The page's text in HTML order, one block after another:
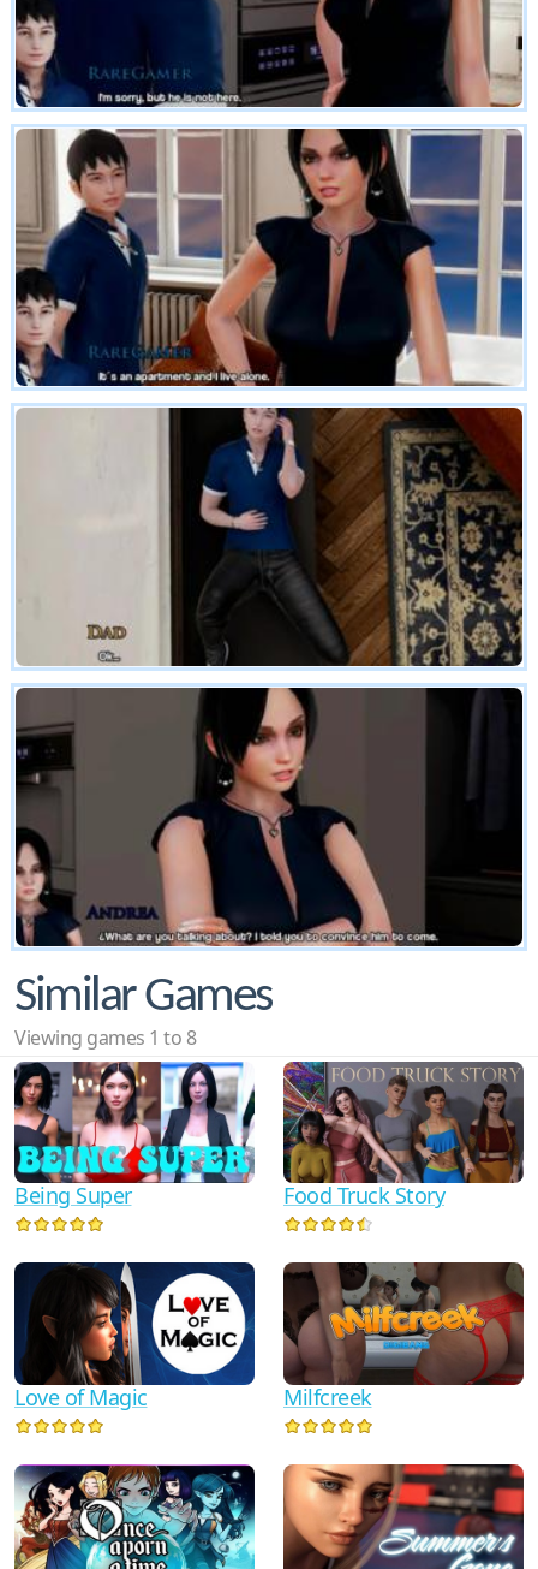
Similar Games
Viewing games 1 to 8
Being Super Food Truck Story
Love of Magic Milfcreek